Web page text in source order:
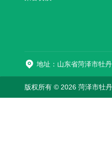
地址：山东省菏泽市牡
版权所有 © 2026 菏泽市牡